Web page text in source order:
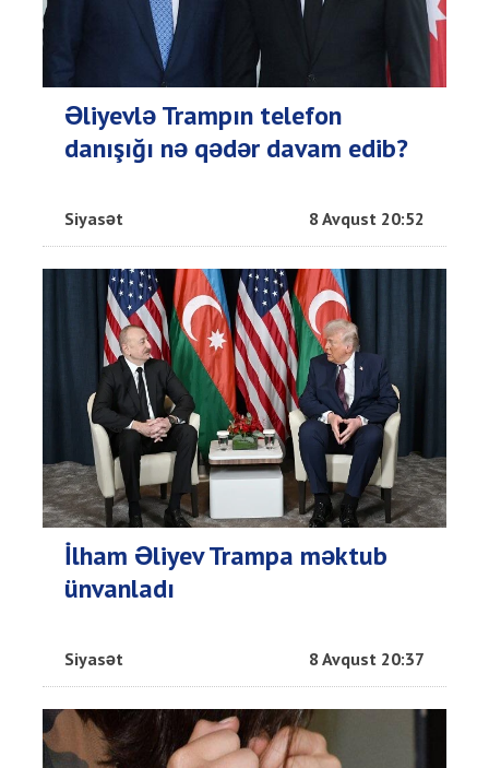
Əliyevlə Trampın telefon
danışığı nə qədər davam edib?
Siyasət 8 Avqust 20:52
İlham Əliyev Trampa məktub
ünvanladı
Siyasət 8 Avqust 20:37